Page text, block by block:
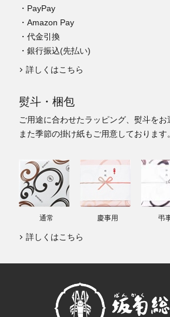
・PayPay
・Amazon Pay
・代金引換
・銀行振込(先払い)
詳しくはこちら
熨斗・梱包
ご用途に合わせたラッピング、熨斗をお
また季節の掛け紙もご用意しております
通常 慶事用 弔
詳しくはこちら